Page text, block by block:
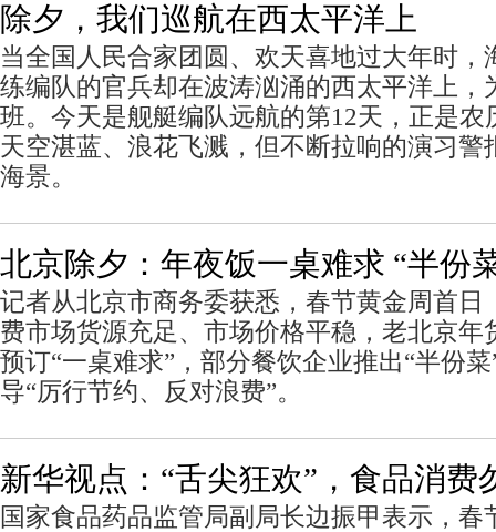
除夕，我们巡航在西太平洋上
当全国人民合家团圆、欢天喜地过大年时，
练编队的官兵却在波涛汹涌的西太平洋上，
班。今天是舰艇编队远航的第12天，正是农
天空湛蓝、浪花飞溅，但不断拉响的演习警
海景。
北京除夕：年夜饭一桌难求 “半份
记者从北京市商务委获悉，春节黄金周首日
费市场货源充足、市场价格平稳，老北京年
预订“一桌难求”，部分餐饮企业推出“半份
导“厉行节约、反对浪费”。
新华视点：“舌尖狂欢”，食品消费
国家食品药品监管局副局长边振甲表示，春